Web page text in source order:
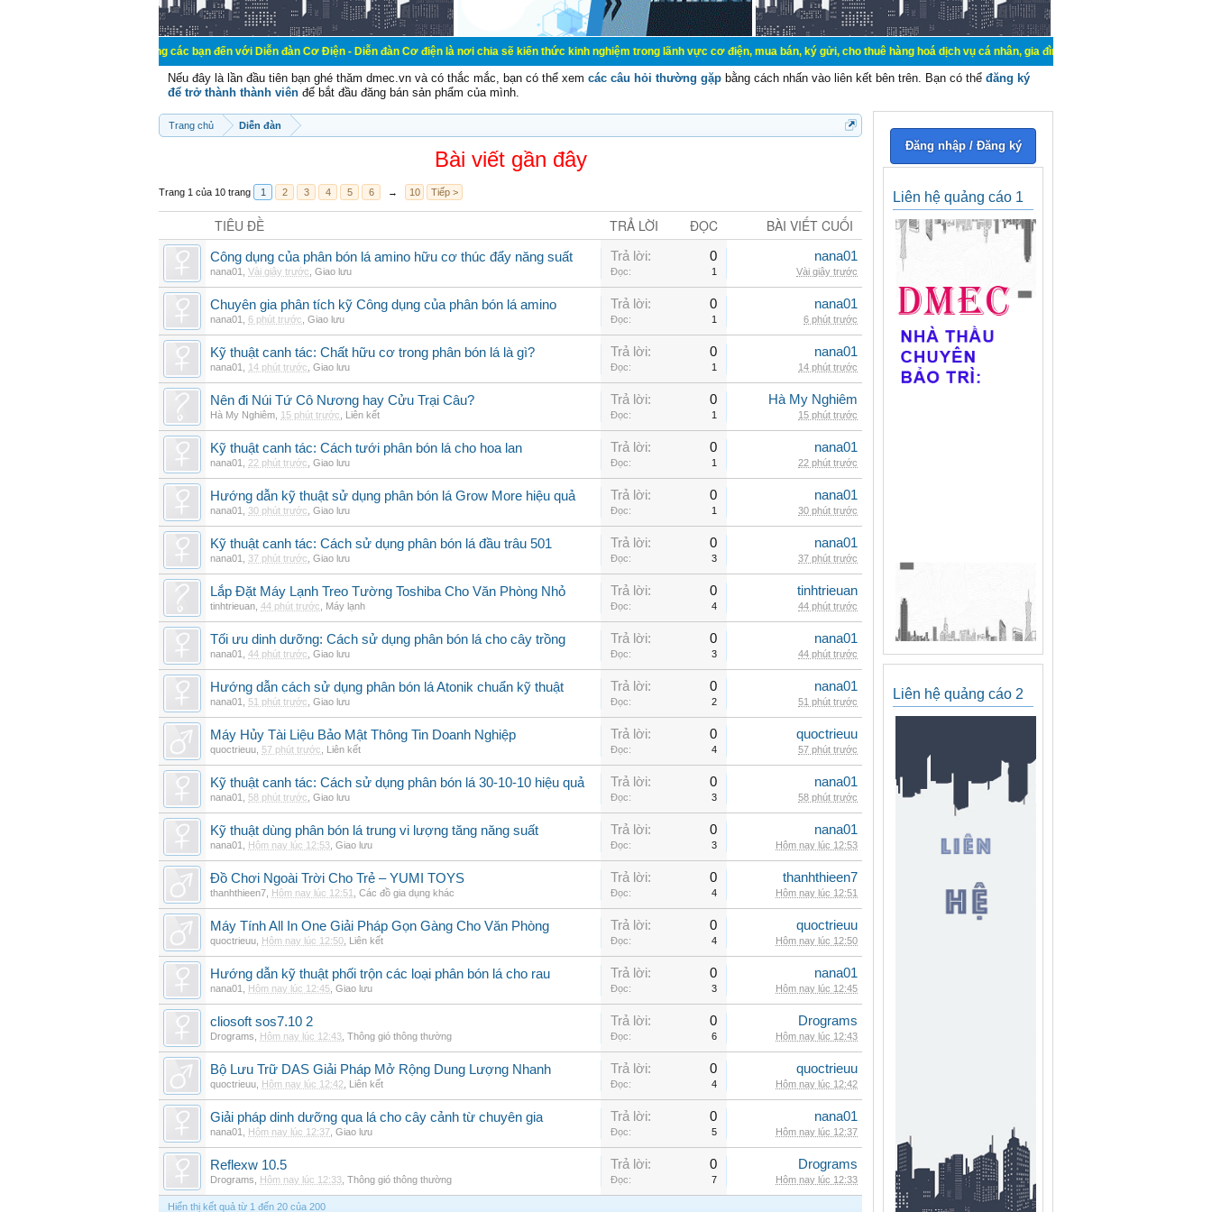
Chào mừng các bạn đến với Diễn đàn Cơ Điện - Diễn đàn Cơ điện là nơi chia sẽ kiến thức kinh nghiệm trong lãnh vực cơ điện, mua bán, ký gửi, cho thuê hàng hoá dịch vụ cá nhân, gia đình. Mua bán, ký gửi, cho thuê thiết bị
Nếu đây là lần đầu tiên bạn ghé thăm dmec.vn và có thắc mắc, bạn có thể xem các câu hỏi thường gặp bằng cách nhấn vào liên kết bên trên. Bạn có thể đăng ký
để trở thành thành viên để bắt đầu đăng bán sản phẩm của mình.
Trang chủ Diễn đàn
Bài viết gần đây
Trang 1 của 10 trang 1 2 3 4 5 6 → 10 Tiếp >
TIÊU ĐỀ TRẢ LỜI ĐỌC BÀI VIẾT CUỐI
Công dụng của phân bón lá amino hữu cơ thúc đẩy năng suất
nana01 Vài giây trước Giao lưu
Trả lời: 0
Đọc: 1
nana01
Vài giây trước
Chuyên gia phân tích kỹ Công dụng của phân bón lá amino
nana01 6 phút trước Giao lưu
Trả lời: 0
Đọc: 1
nana01
6 phút trước
Kỹ thuật canh tác: Chất hữu cơ trong phân bón lá là gì?
nana01 14 phút trước Giao lưu
Trả lời: 0
Đọc: 1
nana01
14 phút trước
Nên đi Núi Tứ Cô Nương hay Cửu Trại Câu?
Hà My Nghiêm 15 phút trước Liên kết
Trả lời: 0
Đọc: 1
Hà My Nghiêm
15 phút trước
Kỹ thuật canh tác: Cách tưới phân bón lá cho hoa lan
nana01 22 phút trước Giao lưu
Trả lời: 0
Đọc: 1
nana01
22 phút trước
Hướng dẫn kỹ thuật sử dụng phân bón lá Grow More hiệu quả
nana01 30 phút trước Giao lưu
Trả lời: 0
Đọc: 1
nana01
30 phút trước
Kỹ thuật canh tác: Cách sử dụng phân bón lá đầu trâu 501
nana01 37 phút trước Giao lưu
Trả lời: 0
Đọc: 3
nana01
37 phút trước
Lắp Đặt Máy Lạnh Treo Tường Toshiba Cho Văn Phòng Nhỏ
tinhtrieuan 44 phút trước Máy lạnh
Trả lời: 0
Đọc: 4
tinhtrieuan
44 phút trước
Tối ưu dinh dưỡng: Cách sử dụng phân bón lá cho cây trồng
nana01 44 phút trước Giao lưu
Trả lời: 0
Đọc: 3
nana01
44 phút trước
Hướng dẫn cách sử dụng phân bón lá Atonik chuẩn kỹ thuật
nana01 51 phút trước Giao lưu
Trả lời: 0
Đọc: 2
nana01
51 phút trước
Máy Hủy Tài Liệu Bảo Mật Thông Tin Doanh Nghiệp
quoctrieuu 57 phút trước Liên kết
Trả lời: 0
Đọc: 4
quoctrieuu
57 phút trước
Kỹ thuật canh tác: Cách sử dụng phân bón lá 30-10-10 hiệu quả
nana01 58 phút trước Giao lưu
Trả lời: 0
Đọc: 3
nana01
58 phút trước
Kỹ thuật dùng phân bón lá trung vi lượng tăng năng suất
nana01 Hôm nay lúc 12:53 Giao lưu
Trả lời: 0
Đọc: 3
nana01
Hôm nay lúc 12:53
Đồ Chơi Ngoài Trời Cho Trẻ – YUMI TOYS
thanhthieen7 Hôm nay lúc 12:51 Các đồ gia dụng khác
Trả lời: 0
Đọc: 4
thanhthieen7
Hôm nay lúc 12:51
Máy Tính All In One Giải Pháp Gọn Gàng Cho Văn Phòng
quoctrieuu Hôm nay lúc 12:50 Liên kết
Trả lời: 0
Đọc: 4
quoctrieuu
Hôm nay lúc 12:50
Hướng dẫn kỹ thuật phối trộn các loại phân bón lá cho rau
nana01 Hôm nay lúc 12:45 Giao lưu
Trả lời: 0
Đọc: 3
nana01
Hôm nay lúc 12:45
cliosoft sos7.10 2
Drograms Hôm nay lúc 12:43 Thông gió thông thường
Trả lời: 0
Đọc: 6
Drograms
Hôm nay lúc 12:43
Bộ Lưu Trữ DAS Giải Pháp Mở Rộng Dung Lượng Nhanh
quoctrieuu Hôm nay lúc 12:42 Liên kết
Trả lời: 0
Đọc: 4
quoctrieuu
Hôm nay lúc 12:42
Giải pháp dinh dưỡng qua lá cho cây cảnh từ chuyên gia
nana01 Hôm nay lúc 12:37 Giao lưu
Trả lời: 0
Đọc: 5
nana01
Hôm nay lúc 12:37
Reflexw 10.5
Drograms Hôm nay lúc 12:33 Thông gió thông thường
Trả lời: 0
Đọc: 7
Drograms
Hôm nay lúc 12:33
Hiển thị kết quả từ 1 đến 20 của 200
Đăng nhập / Đăng ký
Liên hệ quảng cáo 1
Liên hệ quảng cáo 2